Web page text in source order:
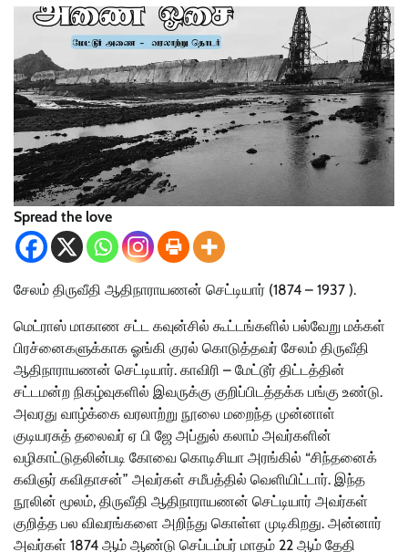
Spread the love
சேலம் திருவீதி ஆதிநாராயணன் செட்டியார் (1874 – 1937 ).
மெட்ராஸ் மாகாண சட்ட கவுன்சில் கூட்டங்களில் பல்வேறு மக்கள்
பிரச்னைகளுக்காக ஓங்கி குரல் கொடுத்தவர் சேலம் திருவீதி
ஆதிநாராயணன் செட்டியார். காவிரி – மேட்டூர் திட்டத்தின்
சட்டமன்ற நிகழ்வுகளில் இவருக்கு குறிப்பிடத்தக்க பங்கு உண்டு.
அவரது வாழ்க்கை வரலாற்று நூலை மறைந்த முன்னாள்
குடியரசுத் தலைவர் ஏ பி ஜே அப்துல் கலாம் அவர்களின்
வழிகாட்டுதலின்படி கோவை கொடிசியா அரங்கில் “சிந்தனைக்
கவிஞர் கவிதாசன்” அவர்கள் சமீபத்தில் வெளியிட்டார். இந்த
நூலின் மூலம், திருவீதி ஆதிநாராயணன் செட்டியார் அவர்கள்
குறித்த பல விவரங்களை அறிந்து கொள்ள முடிகிறது. அன்னார்
அவர்கள் 1874 ஆம் ஆண்டு செப்டம்பர் மாதம் 22 ஆம் தேதி